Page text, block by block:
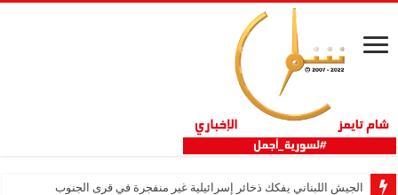
الجيش اللبناني يفكك ذخائر إسرائيلية غير منفجرة في قرى الجنوب